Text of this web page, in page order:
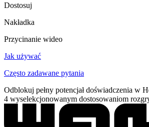
Dostosuj
Nakładka
Przycinanie wideo
Jak używać
Często zadawane pytania
Odblokuj pełny potencjał doświadczenia w
4 wyselekcjonowanym dostosowaniom